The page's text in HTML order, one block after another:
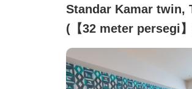
Standar Kamar twin,
(【32 meter persegi